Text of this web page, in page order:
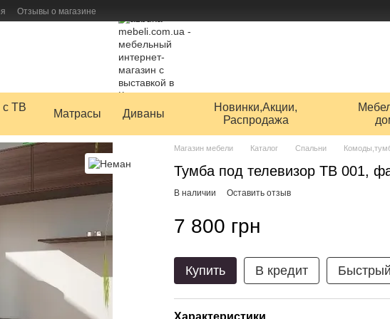
Отзывы о магазине
ТВ
Матрасы Диваны
Новинки,Акции,
Распродажа
Магазин мебели Каталог Спальни
Тумба под телевизор ТВ 001,
В наличии Оставить отзыв
7 800 грн
Купить В кредит
Характеристики